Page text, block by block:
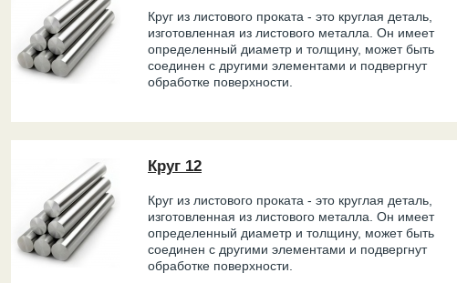
Круг из листового проката - это круглая деталь,
изготовленная из листового металла. Он имеет
определенный диаметр и толщину, может быть
соединен с другими элементами и подвергнут
обработке поверхности.
Круг 12
Круг из листового проката - это круглая деталь,
изготовленная из листового металла. Он имеет
определенный диаметр и толщину, может быть
соединен с другими элементами и подвергнут
обработке поверхности.